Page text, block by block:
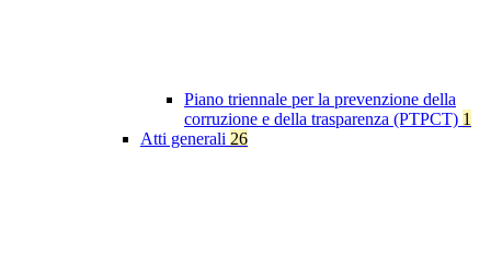
Piano triennale per la prevenzione della
corruzione e della trasparenza (PTPCT) 1
Atti generali 26